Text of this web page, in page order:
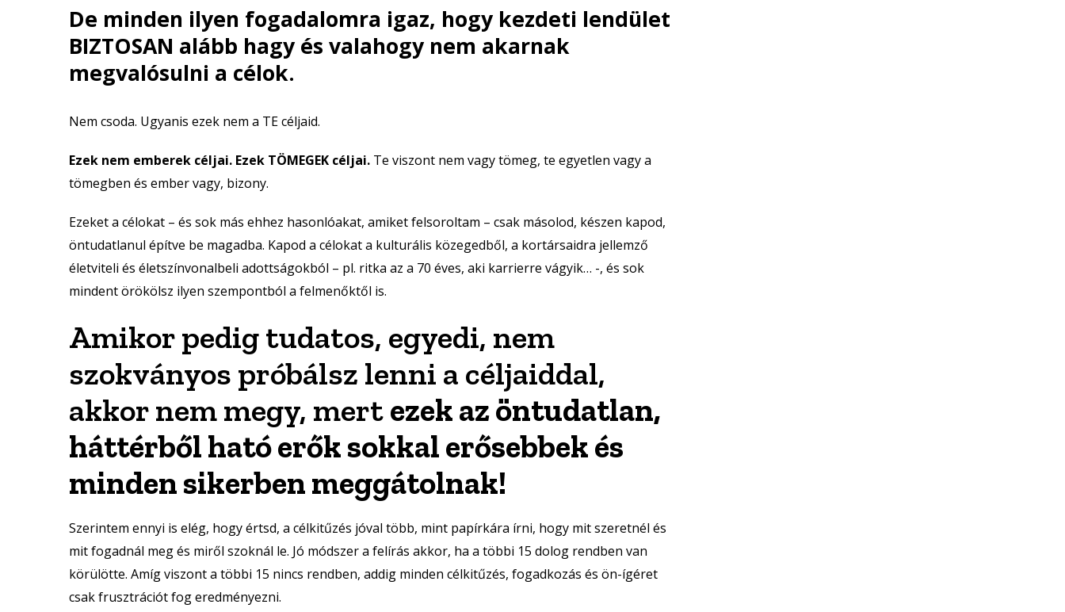
De minden ilyen fogadalomra igaz, hogy kezdeti lendület
BIZTOSAN alább hagy és valahogy nem akarnak
megvalósulni a célok.
Nem csoda. Ugyanis ezek nem a TE céljaid.
Ezek nem emberek céljai. Ezek TÖMEGEK céljai. Te viszont nem vagy tömeg, te egyetlen vagy a
tömegben és ember vagy, bizony.
Ezeket a célokat – és sok más ehhez hasonlóakat, amiket felsoroltam – csak másolod, készen kapod,
öntudatlanul építve be magadba. Kapod a célokat a kulturális közegedből, a kortársaidra jellemző
életviteli és életszínvonalbeli adottságokból – pl. ritka az a 70 éves, aki karrierre vágyik… -, és sok
mindent örökölsz ilyen szempontból a felmenőktől is.
Amikor pedig tudatos, egyedi, nem
szokványos próbálsz lenni a céljaiddal,
akkor nem megy, mertezek az öntudatlan,
háttérből ható erők sokkal erősebbek és
minden sikerben meggátolnak!
Szerintem ennyi is elég, hogy értsd, a célkitűzés jóval több, mint papírkára írni, hogy mit szeretnél és
mit fogadnál meg és miről szoknál le. Jó módszer a felírás akkor, ha a többi 15 dolog rendben van
körülötte. Amíg viszont a többi 15 nincs rendben, addig minden célkitűzés, fogadkozás és ön-ígéret
csak frusztrációt fog eredményezni.